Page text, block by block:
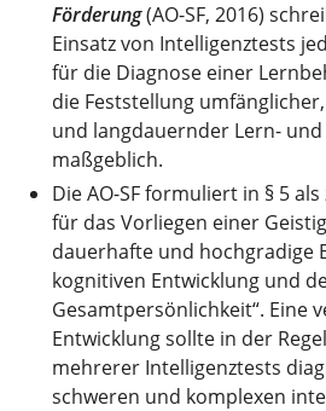
Förderung(AO-SF, 2016)
Einsatz von Intelligenztests
für die Diagnose einer
die Feststellung
und langdauernder Lern-
maßgeblich.
Die AO-SF formuliert in § 5
für das Vorliegen einer
dauerhafte und hochgradige
kognitiven Entwicklung und
Gesamtpersönlichkeit“. Eine
Entwicklung sollte in der
mehrerer Intelligenztests
schweren und komplexen